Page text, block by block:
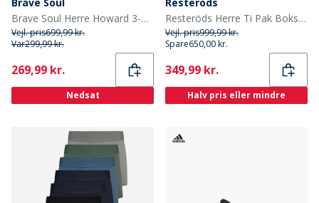
Brave Soul Herre Howard 3-pak Hoodies Sort/Grå/Blå
Vejl. pris699,99 kr.
Var299,99 kr.
Current
269,99 kr.
Nedsat
Resteröds Herre Ti Pak Boksershorts Multifarvet
Vejl. pris999,99 kr.
Spare650,00 kr.
Current
349,99 kr.
Halv pris eller mindre